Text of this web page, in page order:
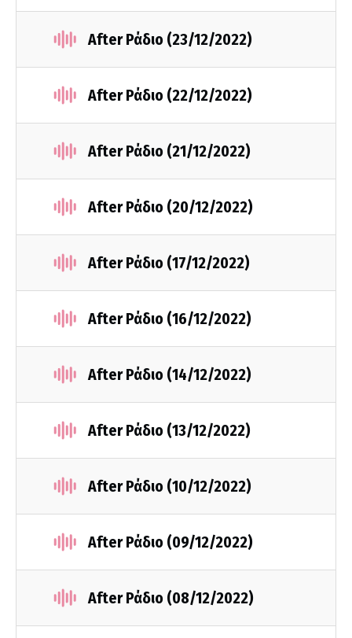
After Ράδιο (23/12/2022)
After Ράδιο (22/12/2022)
After Ράδιο (21/12/2022)
After Ράδιο (20/12/2022)
After Ράδιο (17/12/2022)
After Ράδιο (16/12/2022)
After Ράδιο (14/12/2022)
After Ράδιο (13/12/2022)
After Ράδιο (10/12/2022)
After Ράδιο (09/12/2022)
After Ράδιο (08/12/2022)